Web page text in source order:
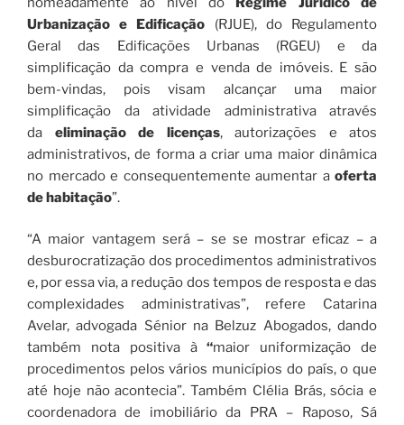
Urbanização e Edificação (RJUE), do Regulamento
Geral das Edificações Urbanas (RGEU) e da
simplificação da compra e venda de imóveis. E são
bem-vindas, pois visam alcançar uma maior
simplificação da atividade administrativa através
da eliminação de licenças, autorizações e atos
administrativos, de forma a criar uma maior dinâmica
no mercado e consequentemente aumentar a oferta
de habitação”.
“A maior vantagem será – se se mostrar eficaz – a
desburocratização dos procedimentos administrativos
e, por essa via, a redução dos tempos de resposta e das
complexidades administrativas”, refere Catarina
Avelar, advogada Sénior na Belzuz Abogados, dando
também nota positiva à“maior uniformização de
procedimentos pelos vários municípios do país, o que
até hoje não acontecia”. Também Clélia Brás, sócia e
coordenadora de imobiliário da PRA – Raposo, Sá